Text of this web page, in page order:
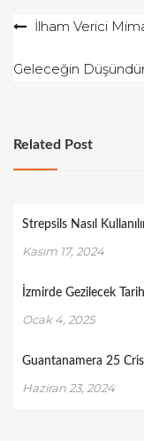
Yazıİlham Verici
Geleceğin
Related Post
Strepsils Nasıl
Kasım 17, 2024
İzmirde Gezilecek
Ocak 4, 2025
Guantanamera 25
Haziran 23, 2024